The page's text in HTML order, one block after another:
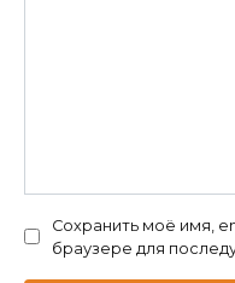
Сохранить моё имя,
браузере для